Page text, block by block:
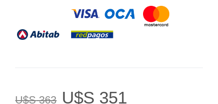
U$S363 U$S 351